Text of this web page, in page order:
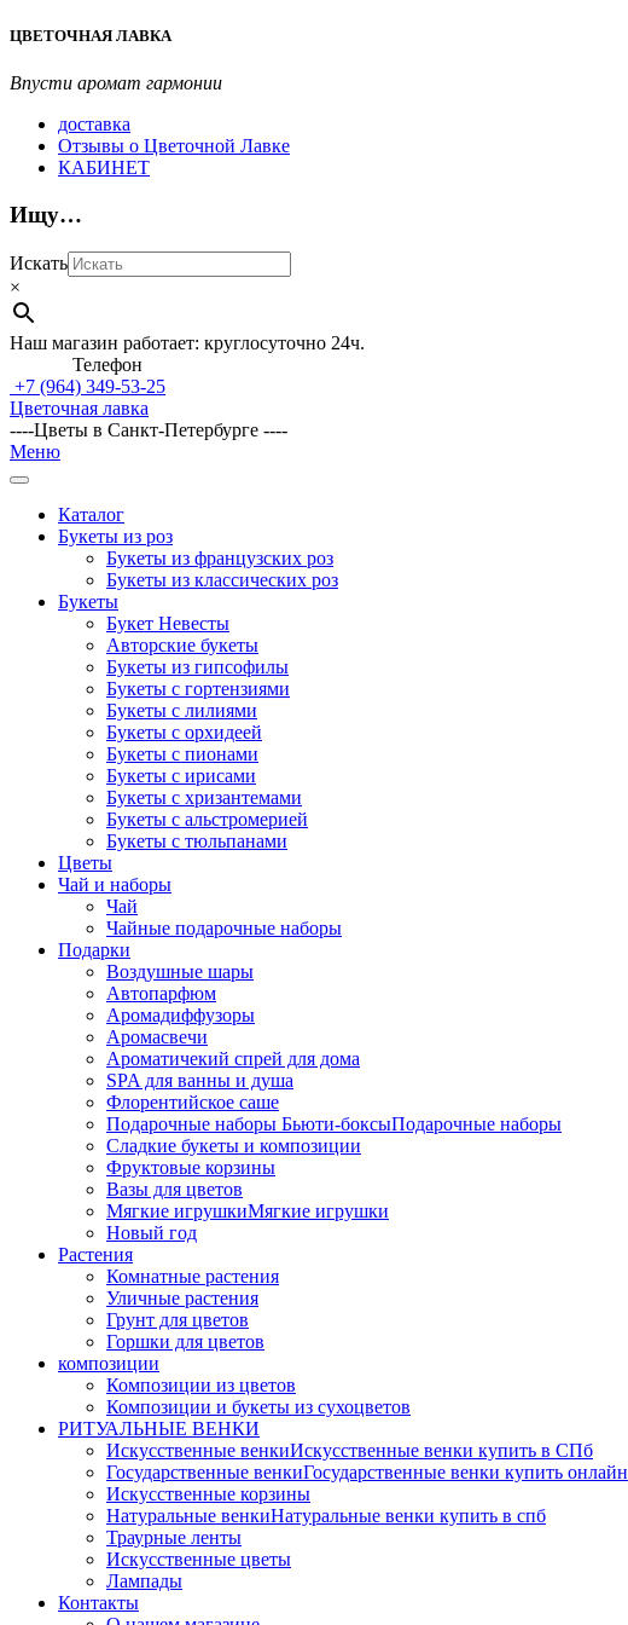
Перейти
содержимому
ЦВЕТОЧНАЯ ЛАВКА
Впусти аромат гармонии
доставка
Отзывы о Цветочной Лавке
КАБИНЕТ
Ищу…
Искать
×
Наш магазин работает: круглосуточно 24ч.
Телефон
+7 (964) 349-53-25
Цветочная лавка
----Цветы в Санкт-Петербурге ----
Главное
навигационное
Меню
Каталог
Букеты из роз
Букеты из французских роз
Букеты из классических роз
Букеты
Букет Невесты
Авторские букеты
Букеты из гипсофилы
Букеты с гортензиями
Букеты с лилиями
Букеты с орхидеей
Букеты с пионами
Букеты с ирисами
Букеты с хризантемами
Букеты с альстромерией
Букеты с тюльпанами
Цветы
Чай и наборы
Чай
Чайные подарочные наборы
Подарки
Воздушные шары
Автопарфюм
Аромадиффузоры
Аромасвечи
Ароматичекий спрей для дома
SPA для ванны и душа
Флорентийское саше
Подарочные наборы Бьюти-боксыПодарочные наборы
Сладкие букеты и композиции
Фруктовые корзины
Вазы для цветов
Мягкие игрушкиМягкие игрушки
Новый год
Растения
Комнатные растения
Уличные растения
Грунт для цветов
Горшки для цветов
композиции
Композиции из цветов
Композиции и букеты из сухоцветов
РИТУАЛЬНЫЕ ВЕНКИ
Искусственные венкиИскусственные венки купить в СПб
Государственные венкиГосударственные венки купить онлайн
Искусственные корзины
Натуральные венкиНатуральные венки купить в спб
Траурные ленты
Искусственные цветы
Лампады
Контакты